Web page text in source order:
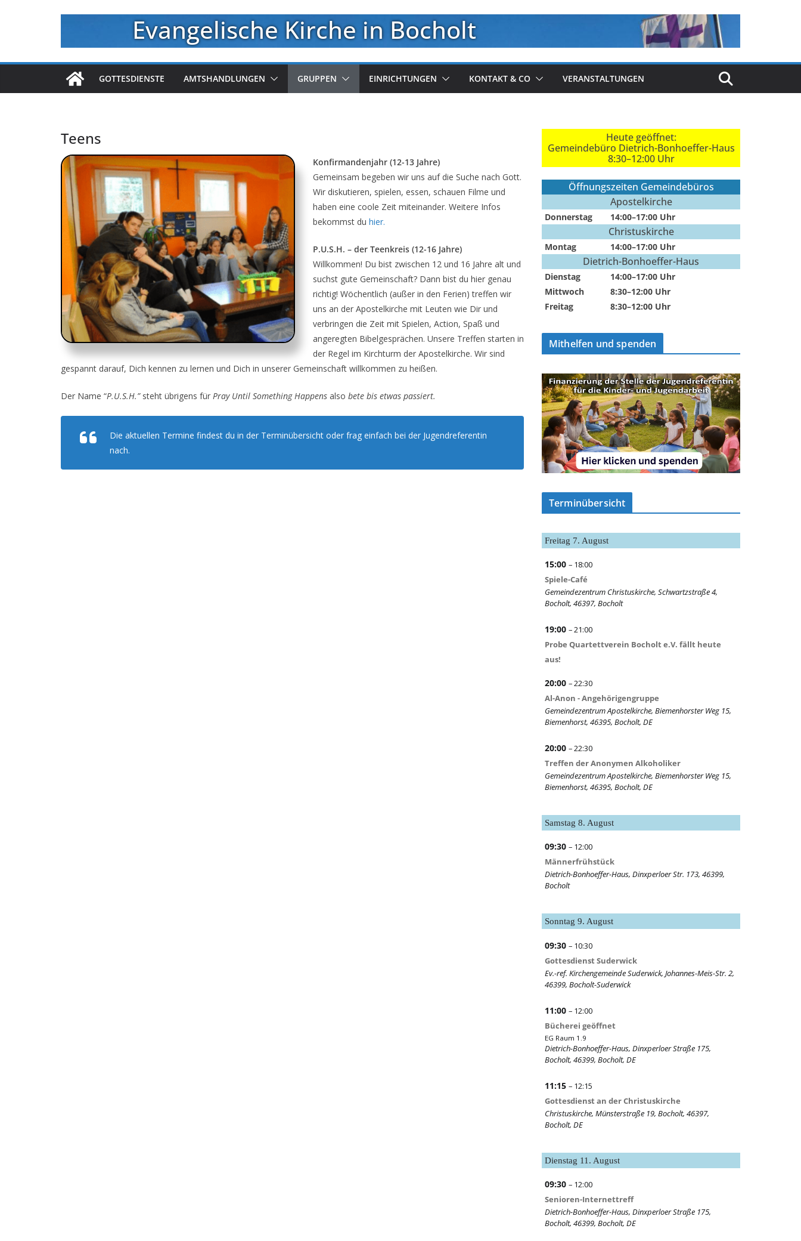
Evangelische Kirche in Bocholt
GOTTESDIENSTE AMTSHANDLUNGEN GRUPPEN EINRICHTUNGEN KONTAKT & CO VERANSTALTUNGEN
Teens
Konfirmandenjahr (12-13 Jahre)
Gemeinsam begeben wir uns auf die Suche nach Gott.
Wir diskutieren, spielen, essen, schauen Filme und
haben eine coole Zeit miteinander. Weitere Infos
bekommst du hier.
P.U.S.H. – der Teenkreis (12-16 Jahre)
Willkommen! Du bist zwischen 12 und 16 Jahre alt und
suchst gute Gemeinschaft? Dann bist du hier genau
richtig! Wöchentlich (außer in den Ferien) treffen wir
uns an der Apostelkirche mit Leuten wie Dir und
verbringen die Zeit mit Spielen, Action, Spaß und
angeregten Bibelgesprächen. Unsere Treffen starten in
der Regel im Kirchturm der Apostelkirche. Wir sind
gespannt darauf, Dich kennen zu lernen und Dich in unserer Gemeinschaft willkommen zu heißen.
Der Name “P.U.S.H.”steht übrigens für Pray Until Something Happens also bete bis etwas passiert.
Die aktuellen Termine findest du in der Terminübersicht oder frag einfach bei der Jugendreferentin
nach.
Heute geöffnet:
Gemeindebüro Dietrich-Bonhoeffer-Haus
8:30–12:00 Uhr
Öffnungszeiten Gemeindebüros
Apostelkirche
Donnerstag 14:00–17:00 Uhr
Christuskirche
Montag 14:00–17:00 Uhr
Dietrich-Bonhoeffer-Haus
Dienstag
14:00–17:00 Uhr
Mittwoch
8:30–12:00 Uhr
Freitag
8:30–12:00 Uhr
Mithelfen und spenden
Terminübersicht
Freitag 7. August
15:00 – 18:00
Spiele-Café
Gemeindezentrum Christuskirche, Schwartzstraße 4,
Bocholt, 46397, Bocholt
19:00 – 21:00
Probe Quartettverein Bocholt e.V. fällt heute
aus!
20:00 – 22:30
Al-Anon - Angehörigengruppe
Gemeindezentrum Apostelkirche, Biemenhorster Weg 15,
Biemenhorst, 46395, Bocholt, DE
20:00 – 22:30
Treffen der Anonymen Alkoholiker
Gemeindezentrum Apostelkirche, Biemenhorster Weg 15,
Biemenhorst, 46395, Bocholt, DE
Samstag 8. August
09:30 – 12:00
Männerfrühstück
Dietrich-Bonhoeffer-Haus, Dinxperloer Str. 173, 46399,
Bocholt
Sonntag 9. August
09:30 – 10:30
Gottesdienst Suderwick
Ev.-ref. Kirchengemeinde Suderwick, Johannes-Meis-Str. 2,
46399, Bocholt-Suderwick
11:00 – 12:00
Bücherei geöffnet
Dietrich-Bonhoeffer-Haus, Dinxperloer Straße 175,
Bocholt, 46399, Bocholt, DE
EG Raum 1.9
11:15 – 12:15
Gottesdienst an der Christuskirche
Christuskirche, Münsterstraße 19, Bocholt, 46397,
Bocholt, DE
Dienstag 11. August
09:30 – 12:00
Senioren-Internettreff
Dietrich-Bonhoeffer-Haus, Dinxperloer Straße 175,
Bocholt, 46399, Bocholt, DE